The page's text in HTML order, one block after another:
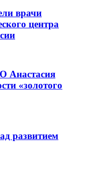
врачи
центра
Анастасия
«золотого
развитием